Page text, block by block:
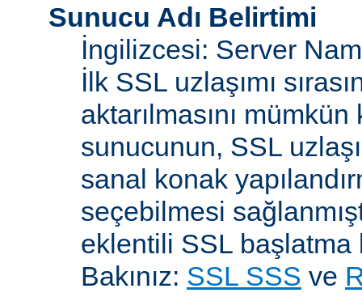
Sunucu Adı Belirtimi
İngilizcesi: Server
İlk SSL uzlaşımı
aktarılmasını
sunucunun, SSL
sanal konak
seçebilmesi
eklentili SSL
Bakınız: SSL SSS ve